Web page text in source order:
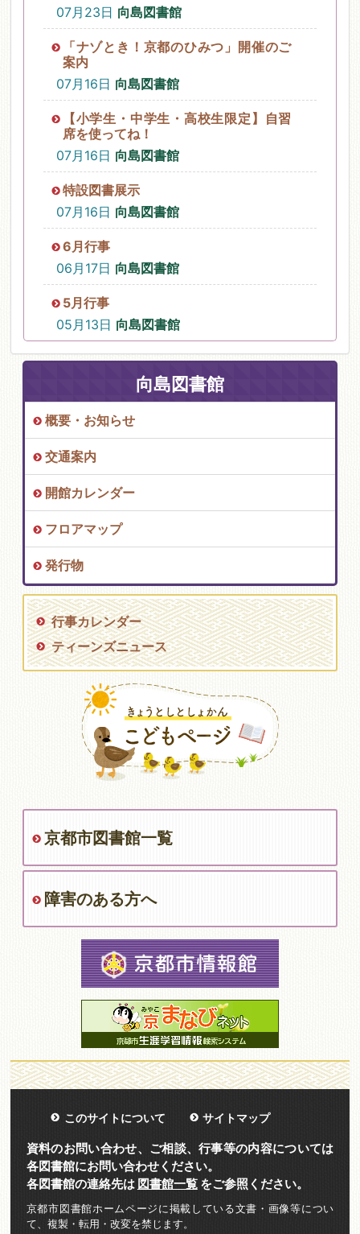
07月23日 向島図書館
「ナゾとき！京都のひみつ」開催のご
案内
07月16日 向島図書館
【小学生・中学生・高校生限定】自習
席を使ってね！
07月16日 向島図書館
特設図書展示
07月16日 向島図書館
6月行事
06月17日 向島図書館
5月行事
05月13日 向島図書館
向島図書館
概要・お知らせ
交通案内
開館カレンダー
フロアマップ
発行物
行事カレンダー
ティーンズニュース
京都市図書館一覧
障害のある方へ
このサイトについて サイトマップ
資料のお問い合わせ、ご相談、行事等の内容については
各図書館にお問い合わせください。
各図書館の連絡先は 図書館一覧をご参照ください。
京都市図書館ホームページに掲載している文書・画像等につい
て、複製・転用・改変を禁じます。